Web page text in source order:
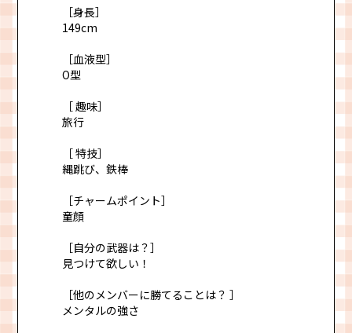
［身長］
149cm
［血液型］
O型
［ 趣味］
旅行
［ 特技］
縄跳び、鉄棒
［チャームポイント］
童顔
［自分の武器は？］
見つけて欲しい！
［他のメンバーに勝てることは？ ］
メンタルの強さ